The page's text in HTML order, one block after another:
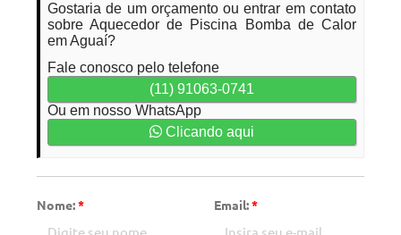
Gostaria de um orçamento ou entrar em contato
sobre Aquecedor de Piscina Bomba de Calor
em Aguaí?
Fale conosco pelo telefone
(11) 91063-0741
Ou em nosso WhatsApp
Clicando aqui
Nome:* Email:*